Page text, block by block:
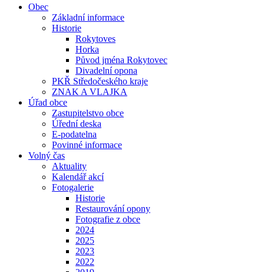
Obec
Základní informace
Historie
Rokytoves
Horka
Původ jména Rokytovec
Divadelní opona
PKŘ Středočeského kraje
ZNAK A VLAJKA
Úřad obce
Zastupitelstvo obce
Úřední deska
E-podatelna
Povinné informace
Volný čas
Aktuality
Kalendář akcí
Fotogalerie
Historie
Restaurování opony
Fotografie z obce
2024
2025
2023
2022